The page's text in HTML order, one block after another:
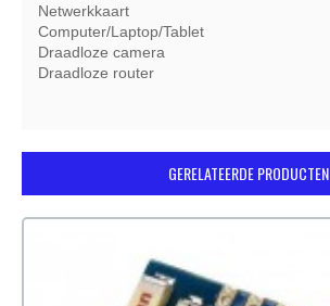
Netwerkkaart
Computer/Laptop/Tablet
Draadloze camera
Draadloze router
GERELATEERDE PRODUCTEN